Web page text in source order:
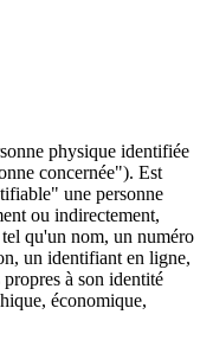
physique identifiée
concernée"). Est
une personne
ou indirectement,
qu'un nom, un numéro
un identifiant en ligne,
à son identité
économique,